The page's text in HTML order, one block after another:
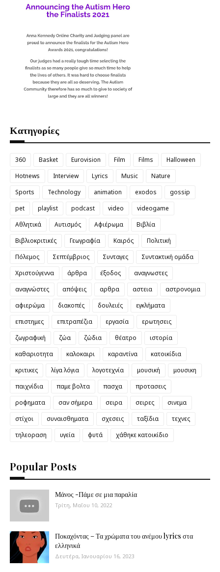
Κατηγορίες
360 Basket Eurovision Film Films
Halloween
Hotnews
Interview Lyrics Music
Nature
Sports
Technology animation exodos
gossip
pet
playlist podcast video
videogame
Αθλητικά
Αυτισμός Αφιέρωμα
Βιβλία
Βιβλιοκριτικές
Γεωγραφία Καιρός
Πολιτική
Πόλεμος
Σεπτέμβριος Συνταγες
Συντακτική ομάδα
Χριστούγεννα
άρθρα έξοδος
αναγνωστες
αναγνώστες
απόψεις αρθρα αστεια
αστρονομια
αφιερώμα
διακοπές δουλειές
εγκλήματα
επιστημες
επιτραπέζια εργασία
ερωτησεις
ζωγραφική
ζώα ζώδια θέατρο
ιστορία
καθαριοτητα
καλοκαιρι καραντίνα
κατοικίδια
κριτικες
λίγα λόγια λογοτεχνία μουσική
μουσικη
παιχνίδια
παμε βολτα πασχα
προτασεις
ροφηματα
σαν σήμερα σειρα σειρες
σινεμα
στίχοι
συναισθηματα σχεσεις ταξίδια
τεχνες
τηλεοραση
υγεία φυτά χάθηκε κατοικίδιο
Popular Posts
Μάνος -Πάμε σε μια παραλία
Τρίτη, Μαΐου 10, 2022
Ποκαχόντας – Τα χρώματα του ανέμου lyrics στα
ελληνικά
Δευτέρα, Ιανουαρίου 16, 2023